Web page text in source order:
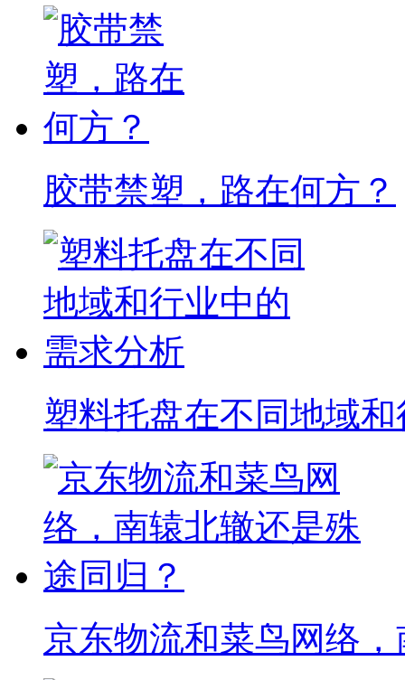
胶带禁塑，路在何方？
塑料托盘在不同地域
京东物流和菜鸟网络